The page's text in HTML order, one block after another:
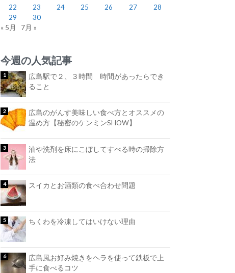
22
23 24 25 26 27
28
29
30
« 5月
7月 »
今週の人気記事
広島駅で２、３時間 時間があったらでき
ること
広島のがんす美味しい食べ方とオススメの
温め方【秘密のケンミンSHOW】
油や洗剤を床にこぼしてすべる時の掃除方
法
スイカとお酒類の食べ合わせ問題
ちくわを冷凍してはいけない理由
広島風お好み焼きをヘラを使って鉄板で上
手に食べるコツ